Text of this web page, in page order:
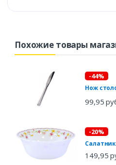
Похожие товары
-44%
Нож
99,95
-20%
149,95